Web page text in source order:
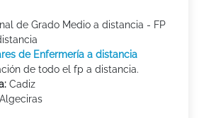
de Grado Medio a distancia - FP
de Enfermería a distancia
de todo el fp a distancia.
Cadiz
Algeciras